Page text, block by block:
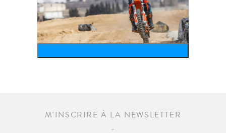
M'INSCRIRE À LA NEWSLETTER